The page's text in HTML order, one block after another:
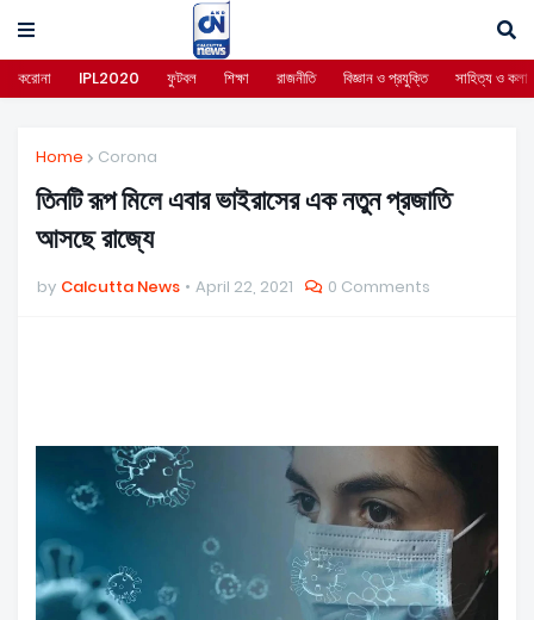
করোনা IPL2020 ফুটবল শিক্ষা রাজনীতি বিজ্ঞান ও প্রযুক্তি সাহিত্য ও কলা
Home Corona
তিনটি রূপ মিলে এবার ভাইরাসের এক নতুন প্রজাতি
আসছে রাজ্যে
by Calcutta News April 22, 2021 0 Comments